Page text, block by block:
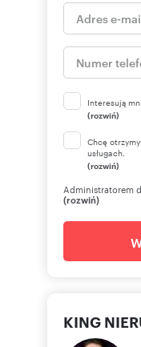
Interesują
(rozwiń)
Chcę
usługach.
(rozwiń)
Administratorem
(rozwiń)
KING